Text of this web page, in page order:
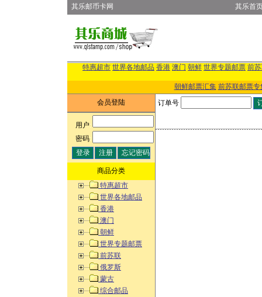
其乐邮币卡网 其乐首
特惠超市 世界各地邮品 香港 澳门 朝鲜 世界专题邮票 前
朝鲜邮票汇集 前苏联邮票专
会员登陆
用户:
密码:
商品分类
特惠超市
世界各地邮品
香港
澳门
朝鲜
世界专题邮票
前苏联
俄罗斯
蒙古
综合邮品
订单号